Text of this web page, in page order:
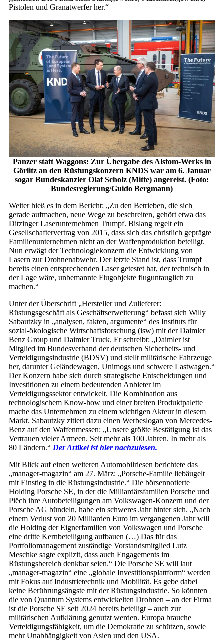
Pistolen und Granatwerfer her.“
Panzer statt Waggons: Zur Übergabe des Alstom-Werks in
Görlitz an den Rüstungskonzern KNDS war am 6. Januar
sogar Bundeskanzler Olaf Scholz (Mitte) angereist. (Foto:
Bundesregierung/Guido Bergmann)
Weiter hieß es in dem Bericht: „Zu den Betrieben, die sich
gerade aufmachen, neue Wege zu beschreiten, gehört etwa das
Ditzinger Laserunternehmen Trumpf. Bislang regelt ein
Gesellschaftervertrag von 2015, dass sich das christlich geprägte
Familienunternehmen nicht an der Waffenproduktion beteiligt.
Nun erwägt der Technologiekonzern die Entwicklung von
Lasern zur Drohnenabwehr. Der letzte Stand ist, dass Trumpf
bereits einen entsprechenden Laser getestet hat, der technisch in
der Lage wäre, unbemannte Flugobjekte fluguntauglich zu
machen.“
Unter der Überschrift „Hersteller und Zulieferer:
Rüstungsgeschäft als Geschäftserweiterung“ befasst sich Willy
Sabautzky in „analysen, fakten, argumente“ des Instituts für
sozial-ökologische Wirtschaftsforschung (isw) mit der Daimler
Benz Group und Daimler Truck. Er schreibt: „Daimler ist
Mitglied im Bundesverband der deutschen Sicherheits- und
Verteidigungsindustrie (BDSV) und stellt militärische Fahrzeuge
her, darunter Geländewagen, Unimogs und schwere Lastwagen.“
Der Konzern habe sich durch strategische Entscheidungen und
Investitionen zu einem bedeutenden Anbieter im
Verteidigungssektor entwickelt. Die Kombination aus
technologischem Know-how und einer breiten Produktpalette
mache das Unternehmen zu einem wichtigen Akteur in diesem
Markt. Sabautzky zitiert dazu einen Werbeslogan von Mercedes-
Benz auf den Waffenmessen: „Unsere größte Bestätigung ist das
Vertrauen vieler Armeen. Seit mehr als 100 Jahren. In mehr als
80 Ländern.“ Der Artikel ist hier nachzulesen.
Mit Blick auf einen weiteren Automobilriesen berichtete das
„manager-magazin“ am 27. März: „Porsche-Familie liebäugelt
mit Einstieg in die Rüstungsindustrie.“ Die börsennotierte
Holding Porsche SE, in der die Milliardärsfamilien Porsche und
Piëch ihre Autobeteiligungen am Volkswagen-Konzern und der
Porsche AG bündeln, habe ein schweres Jahr hinter sich. „Nach
einem Verlust von 20 Milliarden Euro im vergangenen Jahr will
die Holding der Eignerfamilien von Volkswagen und Porsche
eine dritte Kernbeteiligung aufbauen (…) Das für das
Portfoliomanagement zuständige Vorstandsmitglied Lutz
Meschke sagte explizit, dass auch Engagements im
Rüstungsbereich denkbar seien.“ Die Porsche SE will laut
„manager-magazin“ eine „globale Investitionsplattform“ werden
mit Fokus auf Industrietechnik und Mobilität. Es gebe dabei
keine Berührungsängste mit der Rüstungsindustrie. So könnten
die von Quantum Systems entwickelten Drohnen – an der Firma
ist die Porsche SE seit 2024 bereits beteiligt – auch zur
militärischen Aufklärung genutzt werden. Europa brauche
Verteidigungsfähigkeit, um die Demokratie zu schützen, sowie
mehr Unabhängigkeit von Asien und den USA.